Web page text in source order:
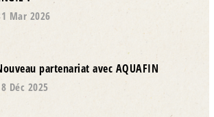
Mar 2026
partenariat avec AQUAFIN
Déc 2025